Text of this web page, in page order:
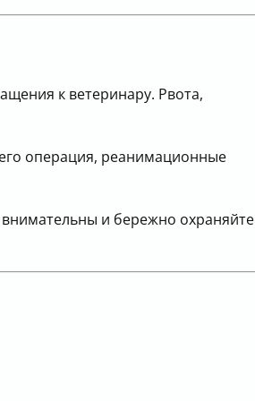
к ветеринару. Рвота,
операция, реанимационные
и бережно охраняйте